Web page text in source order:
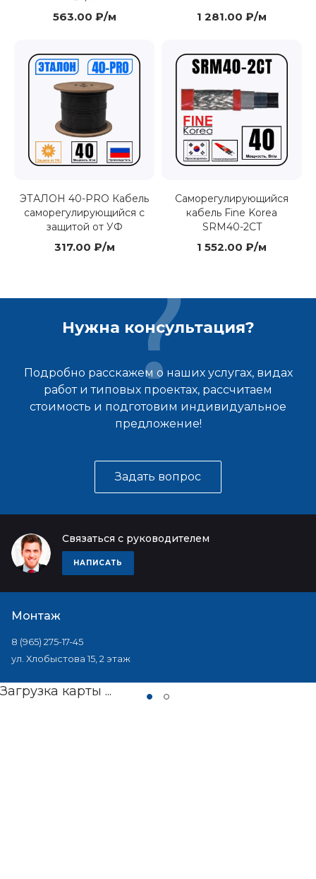
563.00 ₽/м 1 281.00 ₽/м
ЭТАЛОН 40-PRO Кабель
саморегулирующийся с
защитой от УФ
317.00 ₽/м
Саморегулирующийся
кабель Fine Korea
SRM40-2CT
1 552.00 ₽/м
Нужна консультация?
Подробно расскажем о наших услугах, видах
работ и типовых проектах, рассчитаем
стоимость и подготовим индивидуальное
предложение!
Задать вопрос
Связаться с руководителем
НАПИСАТЬ
Монтаж
8 (965) 275-17-45
ул. Хлобыстова 15, 2 этаж
Загрузка карты ...